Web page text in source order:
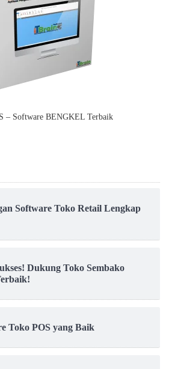
– Software BENGKEL Terbaik
Software Toko Retail Lengkap
Dukung Toko Sembako
Toko POS yang Baik